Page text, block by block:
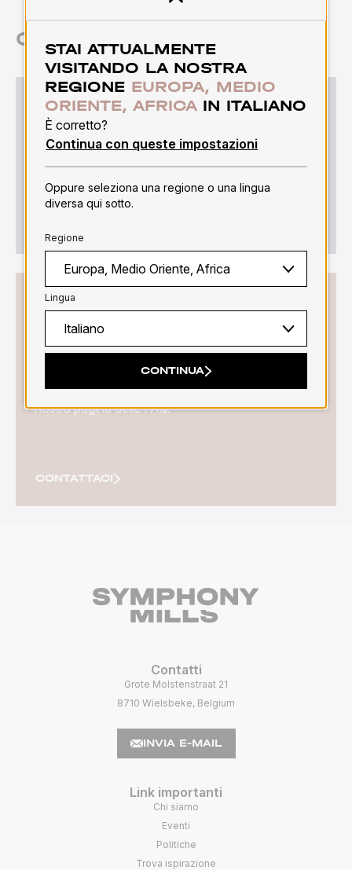
CONNETTIAMOCI
ACCEDI O REGISTRATI
Accedi o registrati per usufruire appieno della
CONTATTACI
Hai bisogno di un consiglio? Una richiesta
speciale? Oppure hai una domanda sul tuo
ordine? Siamo felici di aiutarti! Se hai domande
relative alla piattaforma di ordini, consulta prima la
nostra pagina delle FAQ.
CONTATTACI
Contatti
Grote Molstenstraat 21
8710 Wielsbeke, Belgium
INVIA E-MAIL
Link importanti
Chi siamo
Eventi
Politiche
Trova ispirazione
STAI ATTUALMENTE
VISITANDO LA NOSTRA
REGIONE EUROPA, MEDIO
ORIENTE, AFRICAIN ITALIANO
È corretto?
Continua con queste impostazioni
Oppure seleziona una regione o una lingua
diversa qui sotto.
Regione
Lingua
CONTINUA